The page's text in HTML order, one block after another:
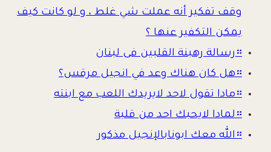
وقف تفكير أنه عملت شي غلط ، و لو كانت كيف
يمكن التكفير عنها ؟
።رسالة رهبنة القلبين فى لبنان
።هل كان هناك وعد في انجيل مرقس؟
።مادا تقول لاحد لايريدك اللعب مع ابنته
።لمادا لايحبك احد من قلبة
።الله معك ابونابالإنجيل مذكور